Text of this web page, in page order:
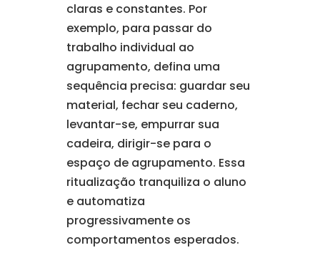
claras e constantes. Por
exemplo, para passar do
trabalho individual ao
agrupamento, defina uma
sequência precisa: guardar seu
material, fechar seu caderno,
levantar-se, empurrar sua
cadeira, dirigir-se para o
espaço de agrupamento. Essa
ritualização tranquiliza o aluno
e automatiza
progressivamente os
comportamentos esperados.